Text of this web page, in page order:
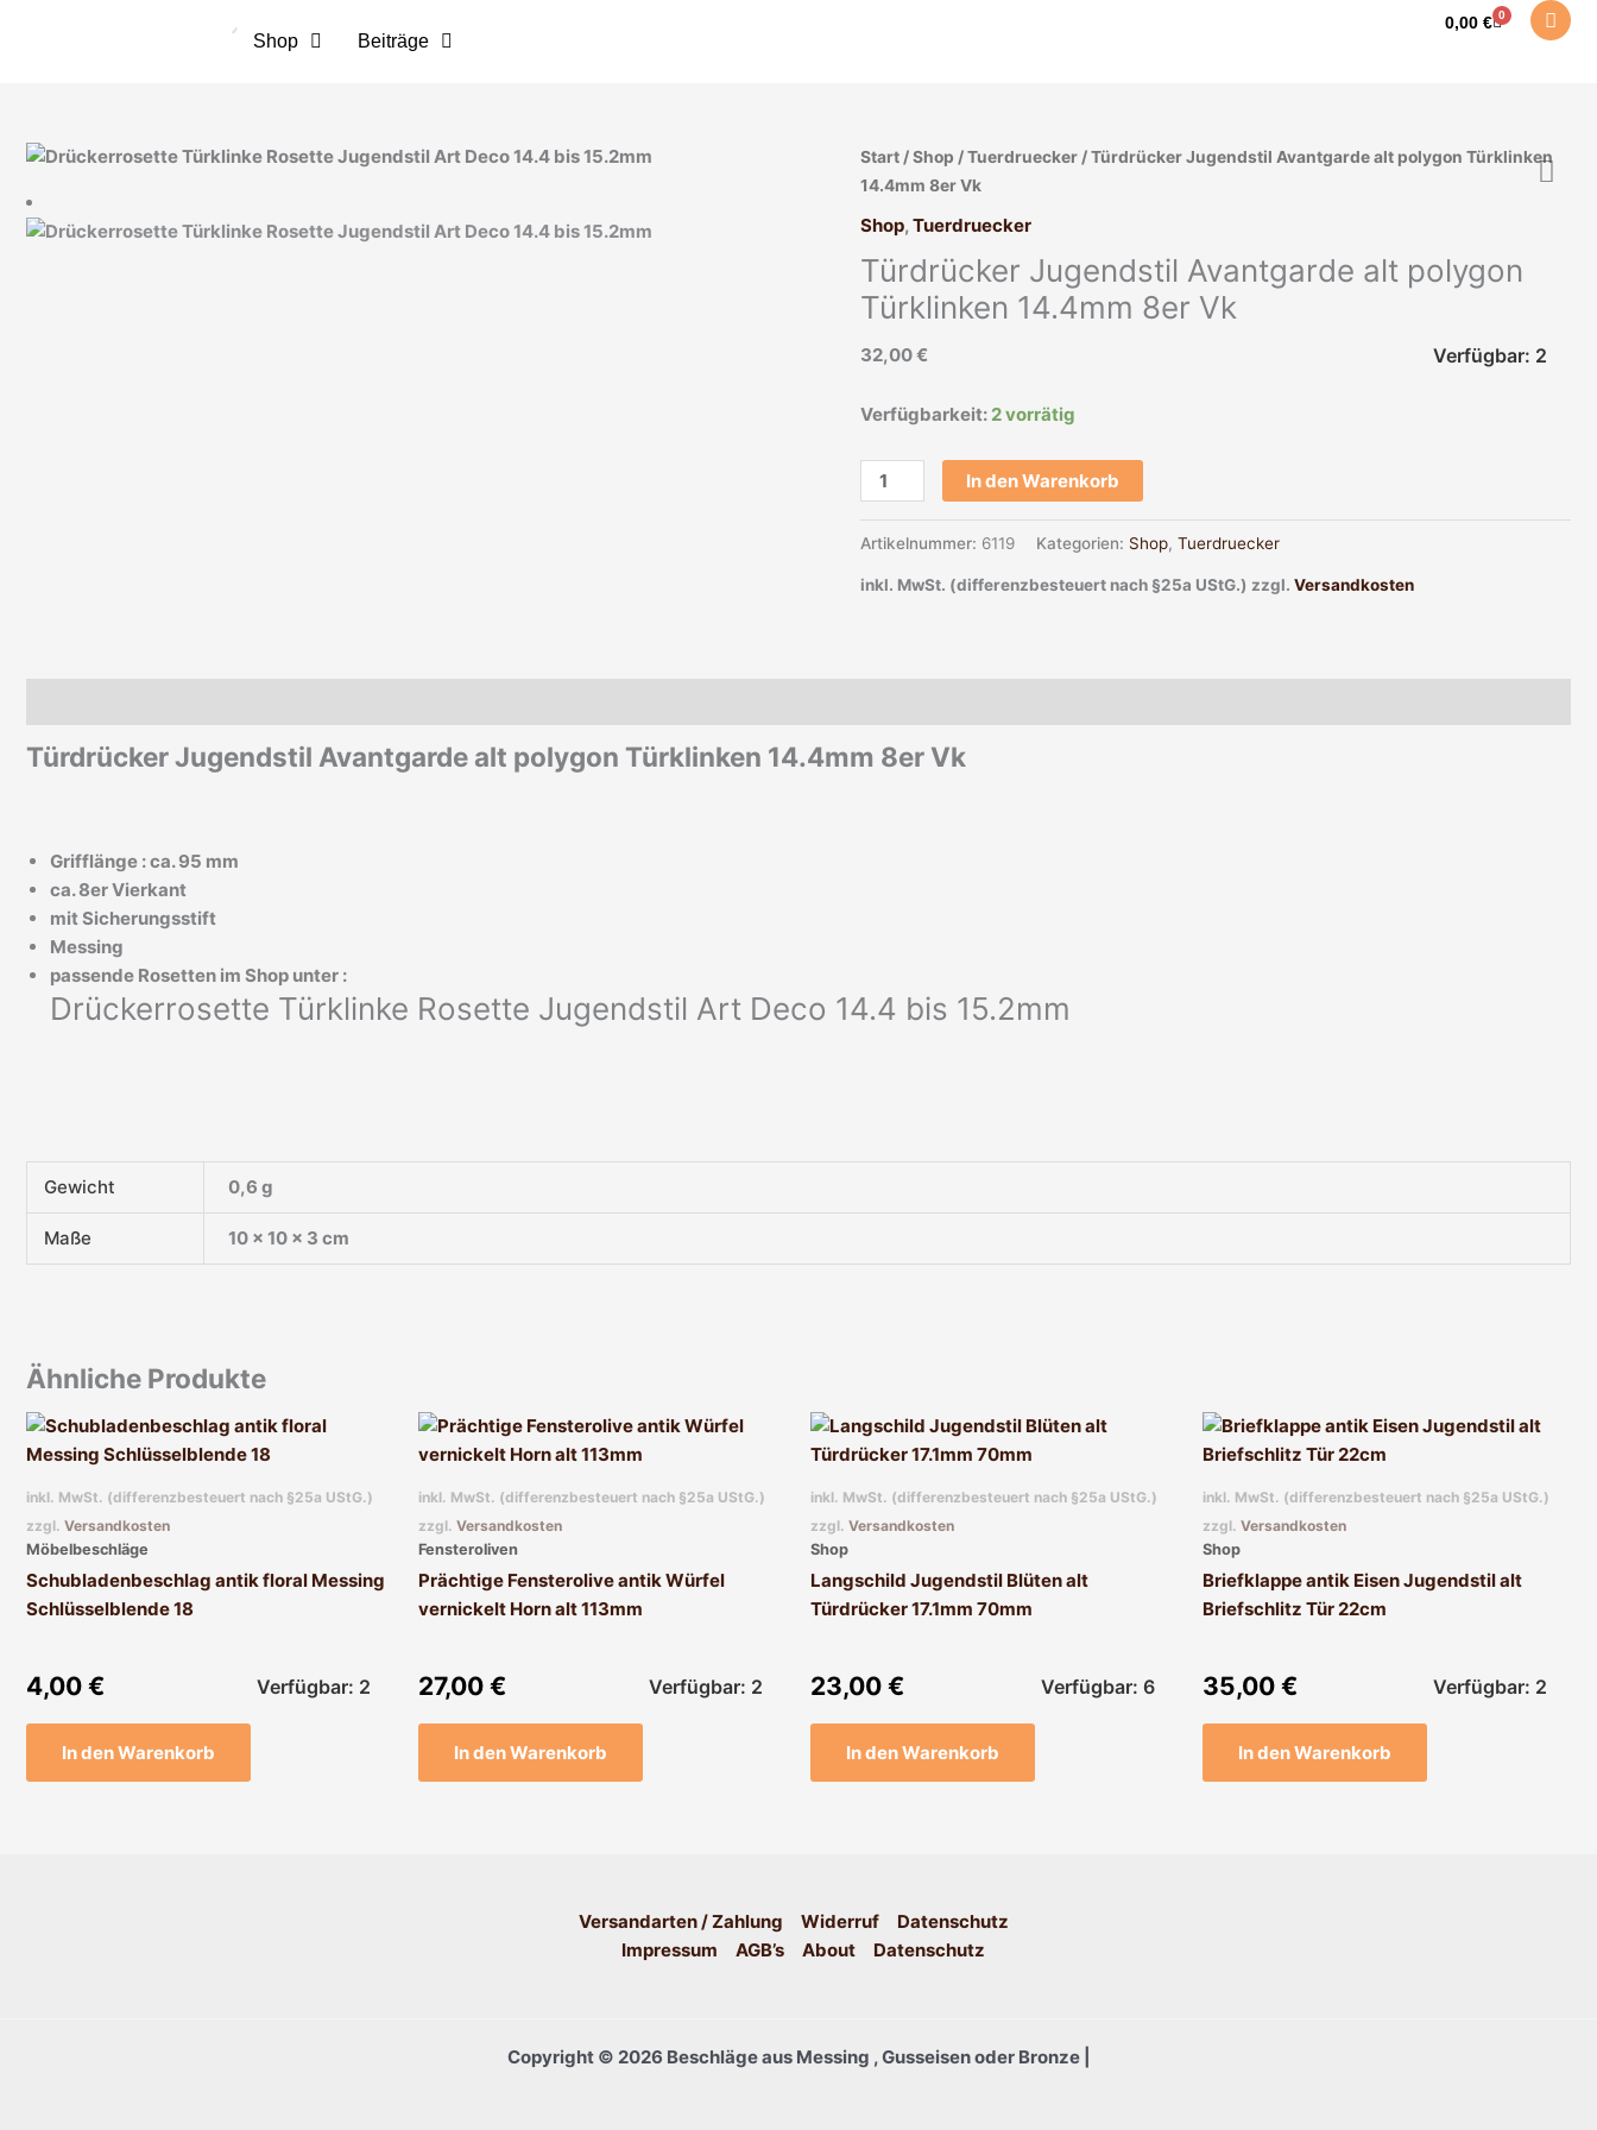
Shop Beiträge
0,00 € 0
Warenkorb
Start /Shop /Tuerdruecker / Türdrücker Jugendstil Avantgarde alt polygon Türklinken
14.4mm 8er Vk
Shop, Tuerdruecker
Türdrücker Jugendstil Avantgarde alt polygon
Türklinken 14.4mm 8er Vk
32,00€ Verfügbar: 2
Verfügbarkeit: 2 vorrätig
Türdrücker
Jugendstil
polygon
Türklinken
14.4mm
8er
Menge
In den Warenkorb
Artikelnummer: 6119 Kategorien: Shop, Tuerdruecker
inkl. MwSt. (differenzbesteuert nach §25a UStG.) zzgl. Versandkosten
Türdrücker Jugendstil Avantgarde alt polygon Türklinken 14.4mm 8er Vk
Grifflänge : ca. 95 mm
ca. 8er Vierkant
mit Sicherungsstift
Messing
passende Rosetten im Shop unter :
Drückerrosette Türklinke Rosette Jugendstil Art Deco 14.4 bis 15.2mm
Gewicht 0,6 g
Maße 10 × 10 × 3 cm
Ähnliche Produkte
inkl. MwSt. (differenzbesteuert nach §25a UStG.)
zzgl. Versandkosten
Möbelbeschläge
Schubladenbeschlag antik floral Messing
Schlüsselblende 18
4,00 € Verfügbar: 2
In den Warenkorb
inkl. MwSt. (differenzbesteuert nach §25a UStG.)
zzgl. Versandkosten
Fensteroliven
Prächtige Fensterolive antik Würfel
vernickelt Horn alt 113mm
27,00 € Verfügbar: 2
In den Warenkorb
inkl. MwSt. (differenzbesteuert nach §25a UStG.)
zzgl. Versandkosten
Shop
Langschild Jugendstil Blüten alt
Türdrücker 17.1mm 70mm
23,00 € Verfügbar: 6
In den Warenkorb
inkl. MwSt. (differenzbesteuert nach §25a UStG.)
zzgl. Versandkosten
Shop
Briefklappe antik Eisen Jugendstil alt
Briefschlitz Tür 22cm
35,00 € Verfügbar: 2
In den Warenkorb
Versandarten / Zahlung Widerruf
Datenschutz
Impressum
AGB’s About Datenschutz
Copyright © 2026 Beschläge aus Messing , Gusseisen oder Bronze |